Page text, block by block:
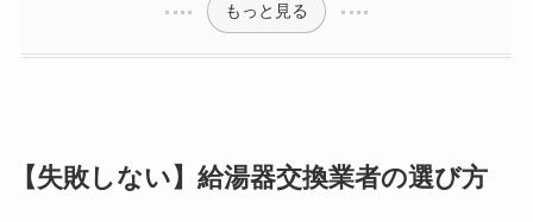
もっと見る
【失敗しない】給湯器交換業者の選び方